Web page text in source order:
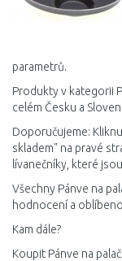
parametrů.
Produkty v kategorii
celém Česku a
Doporučujeme:
skladem" na pravé
lívanečníky, které
Všechny Pánve na
hodnocení a
Kam dále?
Koupit Pánve na